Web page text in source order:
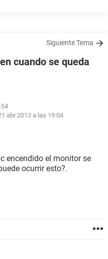
Siguiente Tema
cuando se queda
abr 2013 a las 19:04
encendido el monitor se
ocurrir esto?.